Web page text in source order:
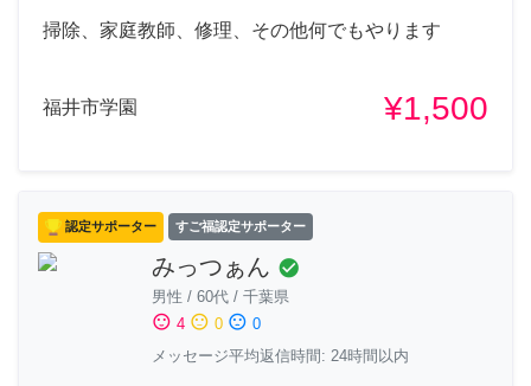
掃除、家庭教師、修理、その他何でもやります
福井市学園 ¥1,500
認定サポーター すご福認定サポーター
みっつぁん check_circle
男性 / 60代 / 千葉県
sentiment_satisfied 4 sentiment_neutral 0 sentiment_dissatisfied 0
メッセージ平均返信時間: 24時間以内